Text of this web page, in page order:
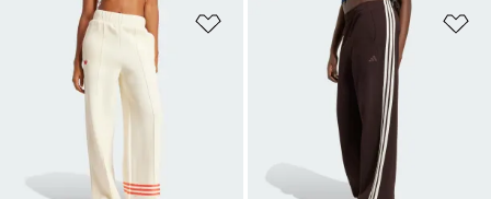
Lägg till på önskelistan